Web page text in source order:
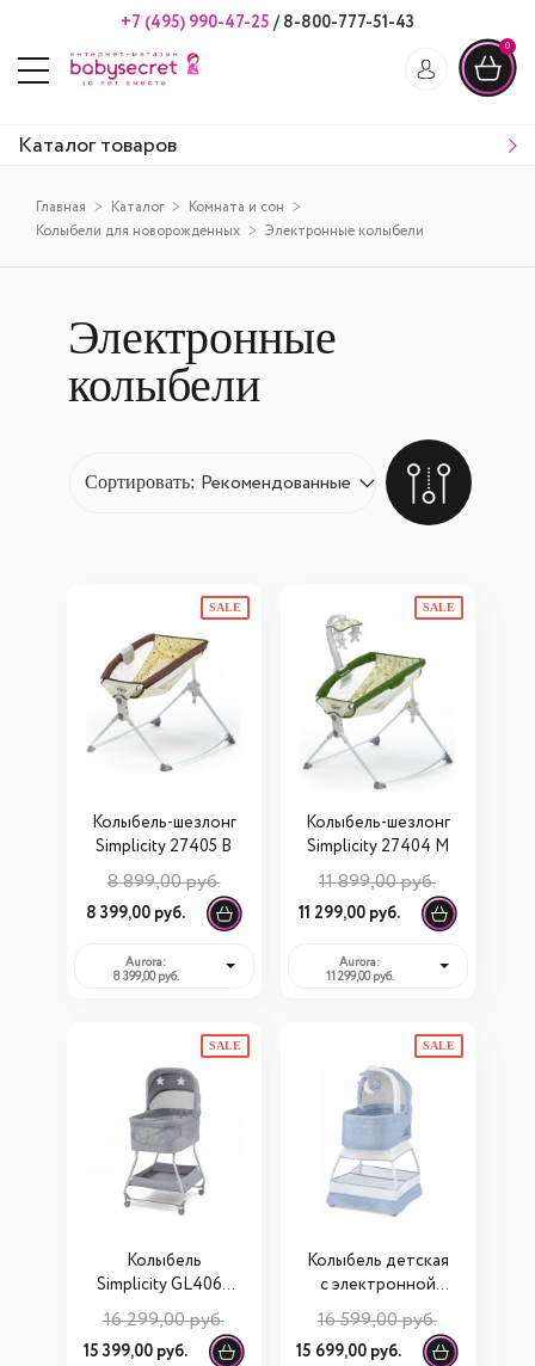
+7 (495) 990-47-25 /8-800-777-51-43
0
Каталог товаров
Главная Каталог
Комната и сон
Колыбели для новорожденных
Электронные колыбели
Электронные
колыбели
Сортировать:
SALE
Колыбель-шезлонг
Simplicity 27405 B
8 899,00 руб.
8 399,00 руб.
Aurora:
8 399,00 руб.
SALE
Колыбель-шезлонг
Simplicity 27404 M
11 899,00 руб.
11 299,00 руб.
Aurora:
11 299,00 руб.
SALE
Колыбель
Simplicity GL4060
Auto
16 299,00 руб.
15 399,00 руб.
SALE
Колыбель детская
с электронной
системой
укачивания
Simplicity GL4070
16 599,00 руб.
15 699,00 руб.